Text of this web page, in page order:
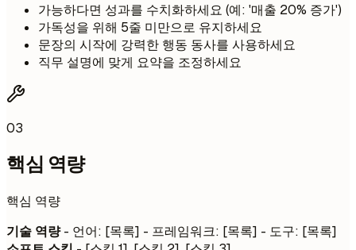
가능하다면 성과를 수치화하세요 (예: '매출 20% 증가')
가독성을 위해 5줄 미만으로 유지하세요
문장의 시작에 강력한 행동 동사를 사용하세요
직무 설명에 맞게 요약을 조정하세요
03
핵심 역량
핵심 역량
기술 역량- 언어: [목록] - 프레임워크: [목록] - 도구: [목록]